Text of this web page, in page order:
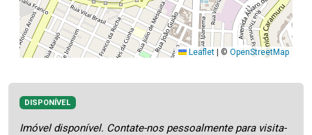
Leaflet © OpenStreetMap
DISPONÍVEL
Imóvel disponível. Contate-nos pessoalmente para visita-